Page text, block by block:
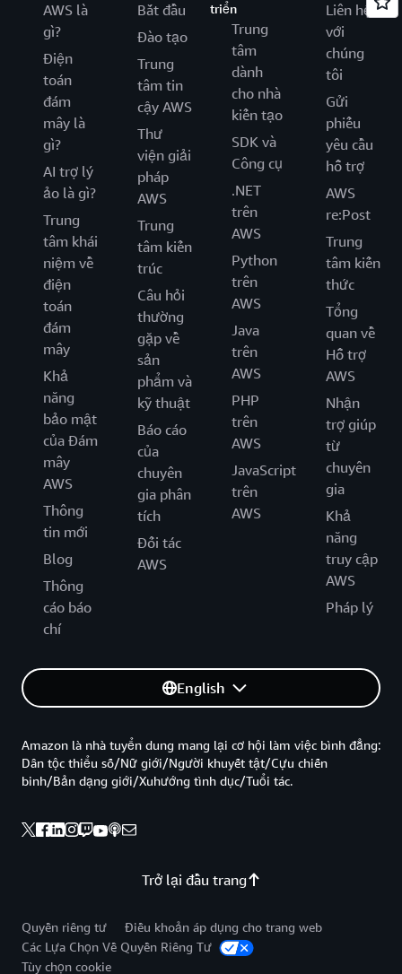
AWS là
gì?
Điện
toán
đám
mây là
gì?
AI trợ lý
ảo là gì?
Trung
tâm khái
niệm về
điện
toán
đám
mây
Khả
năng
bảo mật
của Đám
mây
AWS
Thông
tin mới
Blog
Thông
cáo báo
chí
Bắt đầu
Đào tạo
Trung
tâm tin
cậy AWS
Thư
viện giải
pháp
AWS
Trung
tâm kiến
trúc
Câu hỏi
thường
gặp về
sản
phẩm và
kỹ thuật
Báo cáo
của
chuyên
gia phân
tích
Đối tác
AWS
triển
Trung
tâm
dành
cho nhà
kiến tạo
SDK và
Công cụ
.NET
trên
AWS
Python
trên
AWS
Java
trên
AWS
PHP
trên
AWS
JavaScript
trên
AWS
Liên hệ
với
chúng
tôi
Gửi
phiếu
yêu cầu
hỗ trợ
AWS
re:Post
Trung
tâm kiến
thức
Tổng
quan về
Hỗ trợ
AWS
Nhận
trợ giúp
từ
chuyên
gia
Khả
năng
truy cập
AWS
Pháp lý
English
Trở lại đầu trang
Amazon là nhà tuyển dung mang lại cơ hội làm việc bình đẳng:
Dân tộc thiểu số/Nữ giới/Người khuyết tật/Cựu chiến
binh/Bản dạng giới/Xuhướng tình dục/Tuổi tác.
Quyền riêng tư
Điều khoản áp dụng cho trang web
Các Lựa Chọn Về Quyền Riêng Tư
Tùy chọn cookie